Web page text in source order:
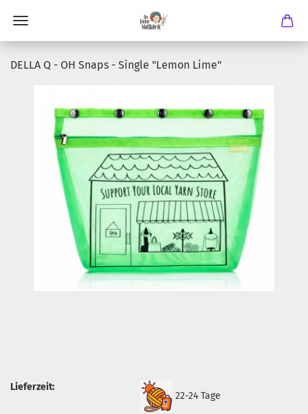
DELLA Q - OH Snaps - Single "Lemon Lime"
Lieferzeit:
22-24 Tage